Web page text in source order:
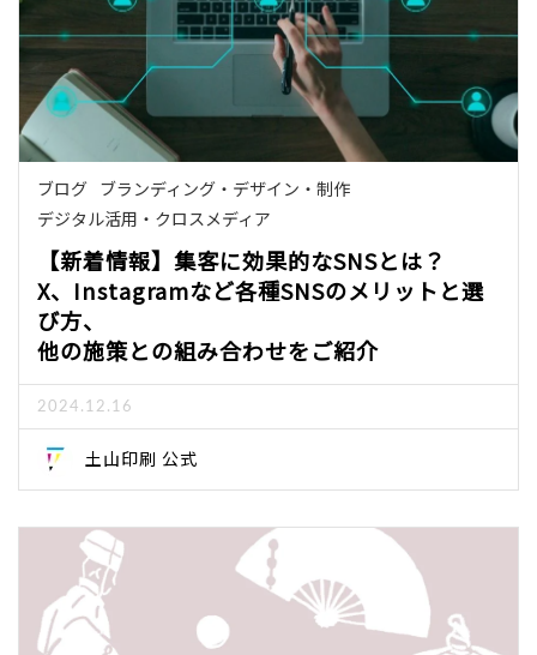
ブログ ブランディング・デザイン・制作
デジタル活用・クロスメディア
【新着情報】集客に効果的なSNSとは？
X、Instagramなど各種SNSのメリットと選
び方、
他の施策との組み合わせをご紹介
2024.12.16
土山印刷 公式